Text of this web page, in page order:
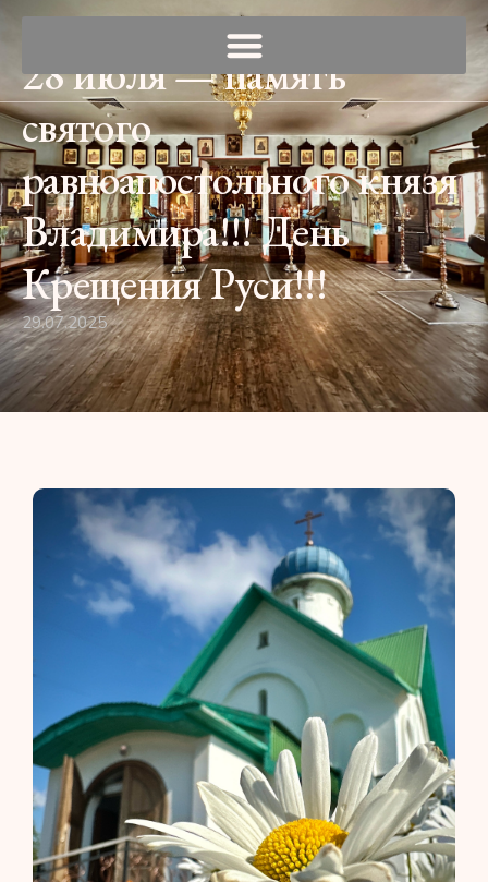
28 июля — память
святого
равноапостольного князя
Владимира!!! День
Крещения Руси!!!
29.07.2025